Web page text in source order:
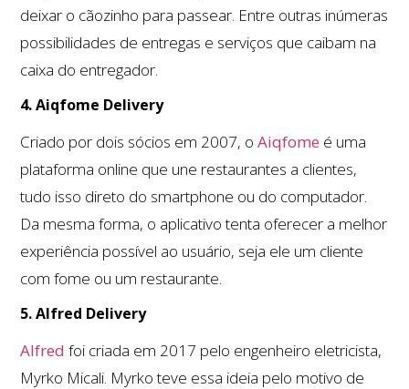
deixar o cãozinho para passear. Entre outras inúmeras
possibilidades de entregas e serviços que caibam na
caixa do entregador.
4. Aiqfome Delivery
Criado por dois sócios em 2007, o Aiqfome é uma
plataforma online que une restaurantes a clientes,
tudo isso direto do smartphone ou do computador.
Da mesma forma, o aplicativo tenta oferecer a melhor
experiência possível ao usuário, seja ele um cliente
com fome ou um restaurante.
5. Alfred Delivery
Alfred foi criada em 2017 pelo engenheiro eletricista,
Myrko Micali. Myrko teve essa ideia pelo motivo de